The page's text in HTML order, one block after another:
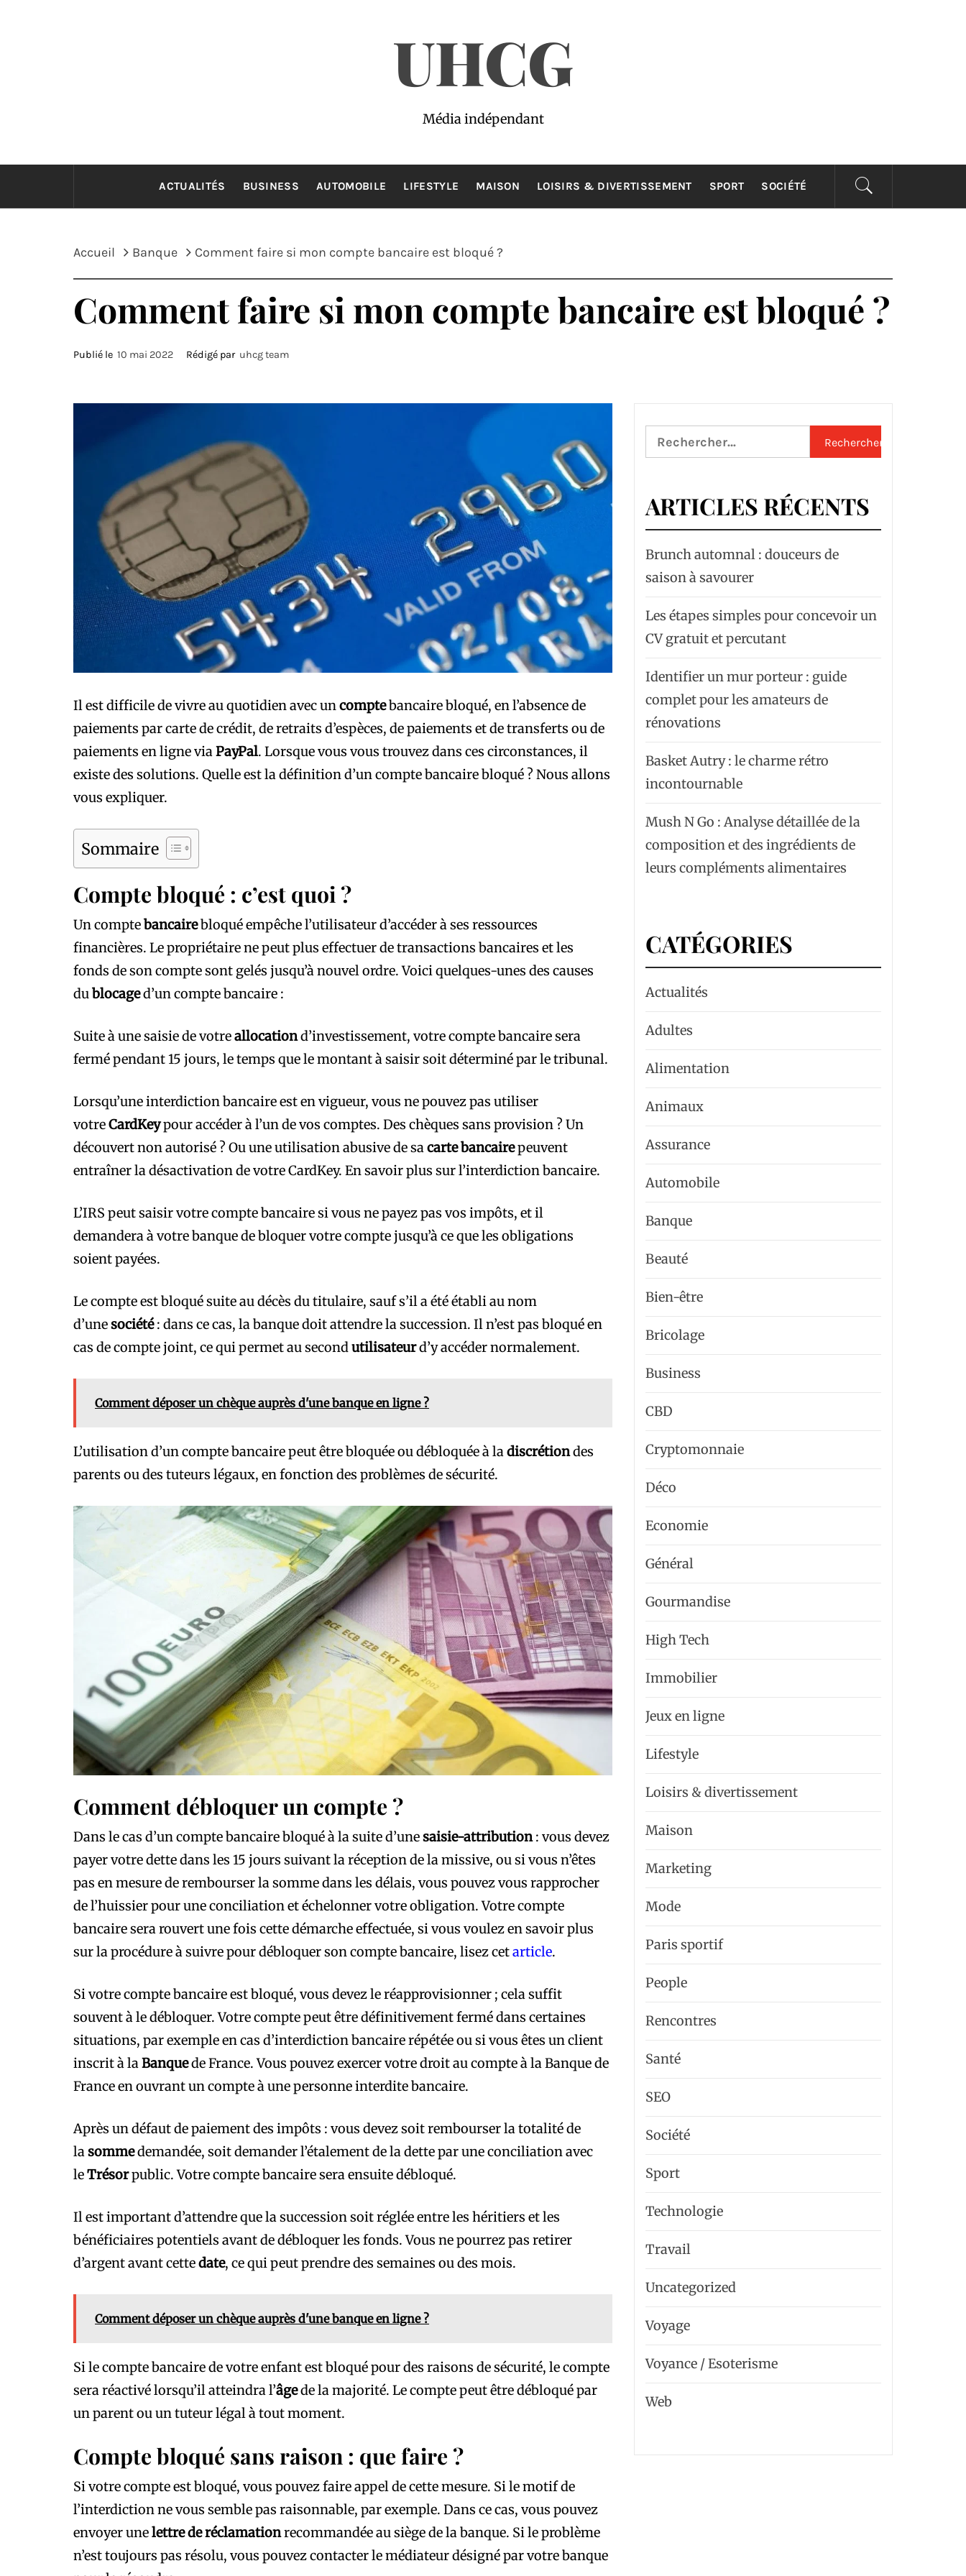
UHCG
Média indépendant
ACTUALITÉS BUSINESS AUTOMOBILE LIFESTYLE MAISON LOISIRS & DIVERTISSEMENT SPORT SOCIÉTÉ
Accueil Banque Comment faire si mon compte bancaire est bloqué ?
Comment faire si mon compte bancaire est bloqué ?
Publié le 10 mai 2022 Rédigé par uhcg team
Il est difficile de vivre au quotidien avec uncomptebancaire bloqué, en l’absence de
paiements par carte de crédit, de retraits d’espèces, de paiements et de transferts ou de
paiements en ligne viaPayPal. Lorsque vous vous trouvez dans ces circonstances, il
existe des solutions. Quelle est la définition d’un compte bancaire bloqué ? Nous allons
vous expliquer.
Sommaire
Compte bloqué : c’est quoi ?
Un comptebancairebloqué empêche l’utilisateur d’accéder à ses ressources
financières. Le propriétaire ne peut plus effectuer de transactions bancaires et les
fonds de son compte sont gelés jusqu’à nouvel ordre. Voici quelques-unes des causes
dublocaged’un compte bancaire :
Suite à une saisie de votreallocationd’investissement, votre compte bancaire sera
fermé pendant 15 jours, le temps que le montant à saisir soit déterminé par le tribunal.
Lorsqu’une interdiction bancaire est en vigueur, vous ne pouvez pas utiliser
votreCardKeypour accéder à l’un de vos comptes. Des chèques sans provision ? Un
découvert non autorisé ? Ou une utilisation abusive de sacarte bancairepeuvent
entraîner la désactivation de votre CardKey. En savoir plus sur l’interdiction bancaire.
L’IRS peut saisir votre compte bancaire si vous ne payez pas vos impôts, et il
demandera à votre banque de bloquer votre compte jusqu’à ce que les obligations
soient payées.
Le compte est bloqué suite au décès du titulaire, sauf s’il a été établi au nom
d’unesociété: dans ce cas, la banque doit attendre la succession. Il n’est pas bloqué en
cas de compte joint, ce qui permet au secondutilisateurd’y accéder normalement.
Comment déposer un chèque auprès d'une banque en ligne ?
L’utilisation d’un compte bancaire peut être bloquée ou débloquée à ladiscrétiondes
parents ou des tuteurs légaux, en fonction des problèmes de sécurité.
Comment débloquer un compte ?
Dans le cas d’un compte bancaire bloqué à la suite d’unesaisie-attribution: vous devez
payer votre dette dans les 15 jours suivant la réception de la missive, ou si vous n’êtes
pas en mesure de rembourser la somme dans les délais, vous pouvez vous rapprocher
de l’huissier pour une conciliation et échelonner votre obligation. Votre compte
bancaire sera rouvert une fois cette démarche effectuée, si vous voulez en savoir plus
sur la procédure à suivre pour débloquer son compte bancaire, lisez cetarticle.
Si votre compte bancaire est bloqué, vous devez le réapprovisionner ; cela suffit
souvent à le débloquer. Votre compte peut être définitivement fermé dans certaines
situations, par exemple en cas d’interdiction bancaire répétée ou si vous êtes un client
inscrit à laBanquede France. Vous pouvez exercer votre droit au compte à la Banque de
France en ouvrant un compte à une personne interdite bancaire.
Après un défaut de paiement des impôts : vous devez soit rembourser la totalité de
lasommedemandée, soit demander l’étalement de la dette par une conciliation avec
leTrésorpublic. Votre compte bancaire sera ensuite débloqué.
Il est important d’attendre que la succession soit réglée entre les héritiers et les
bénéficiaires potentiels avant de débloquer les fonds. Vous ne pourrez pas retirer
d’argent avant cettedate, ce qui peut prendre des semaines ou des mois.
Comment déposer un chèque auprès d'une banque en ligne ?
Si le compte bancaire de votre enfant est bloqué pour des raisons de sécurité, le compte
sera réactivé lorsqu’il atteindra l’âgede la majorité. Le compte peut être débloqué par
un parent ou un tuteur légal à tout moment.
Compte bloqué sans raison : que faire ?
Si votre compte est bloqué, vous pouvez faire appel de cette mesure. Si le motif de
l’interdiction ne vous semble pas raisonnable, par exemple. Dans ce cas, vous pouvez
envoyer unelettre de réclamationrecommandée au siège de la banque. Si le problème
n’est toujours pas résolu, vous pouvez contacter le médiateur désigné par votre banque
Rechercher :
ARTICLES RÉCENTS
Brunch automnal : douceurs de
saison à savourer
Les étapes simples pour concevoir un
CV gratuit et percutant
Identifier un mur porteur : guide
complet pour les amateurs de
rénovations
Basket Autry : le charme rétro
incontournable
Mush N Go : Analyse détaillée de la
composition et des ingrédients de
leurs compléments alimentaires
CATÉGORIES
Actualités
Adultes
Alimentation
Animaux
Assurance
Automobile
Banque
Beauté
Bien-être
Bricolage
Business
CBD
Cryptomonnaie
Déco
Economie
Général
Gourmandise
High Tech
Immobilier
Jeux en ligne
Lifestyle
Loisirs & divertissement
Maison
Marketing
Mode
Paris sportif
People
Rencontres
Santé
SEO
Société
Sport
Technologie
Travail
Uncategorized
Voyage
Voyance / Esoterisme
Web